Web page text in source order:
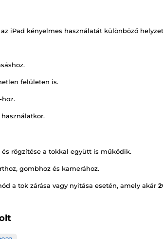
iPad kényelmes használatát különböző
felületen is.
hoz.
és rögzítése a tokkal együtt is működik.
gombhoz és kamerához.
a tok zárása vagy nyitása esetén, amely akár